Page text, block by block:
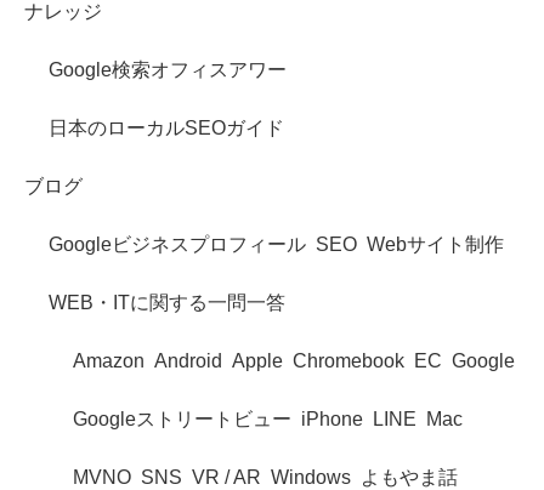
ナレッジ
Google検索オフィスアワー
日本のローカルSEOガイド
ブログ
Googleビジネスプロフィール SEO Webサイト制作
WEB・ITに関する一問一答
Amazon Android Apple Chromebook EC Google
Googleストリートビュー iPhone LINE Mac
MVNO SNS VR / AR Windows よもやま話